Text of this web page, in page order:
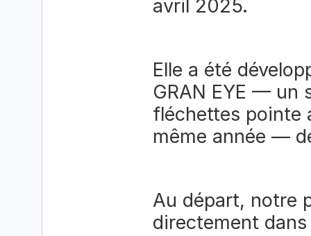
avril 2025.
Elle a été
GRAN EYE — un
fléchettes pointe
même année —
Au départ, notre
directement